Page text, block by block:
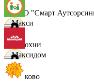
ООО "Смарт
Отдохни
Очаково
Макси
Максидом